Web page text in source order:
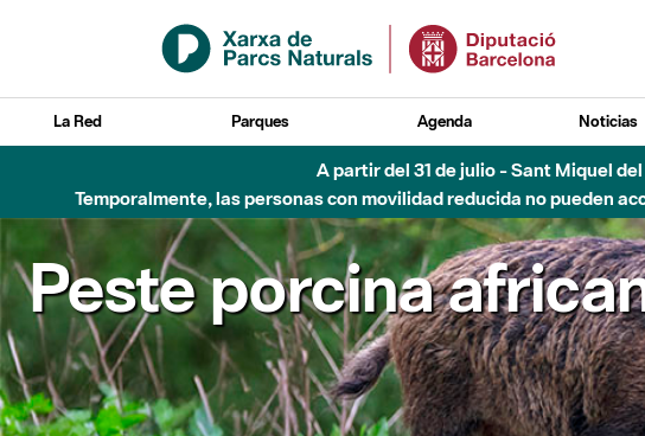
Saltar al contenido principal
La Red Parques Agenda Noticias
6 de agosto - Parque Fluvial Besós
Peste porcina